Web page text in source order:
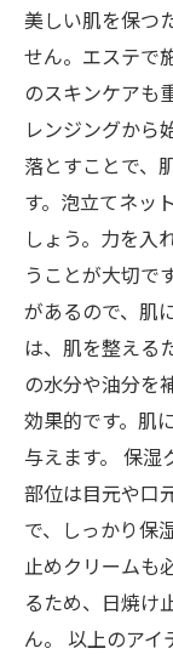
美しい肌を保つ
せん。エステで
のスキンケアも
レンジングから
落とすことで、
す。泡立てネッ
しょう。力を入
うことが大切で
があるので、肌
は、肌を整える
の水分や油分を
効果的です。肌
与えます。 保湿
部位は目元や口
で、しっかり保
止めクリームも
るため、日焼け
ん。 以上のア